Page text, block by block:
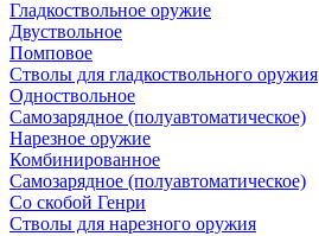
Гладкоствольное оружие
Двуствольное
Помповое
Стволы для гладкоствольного оружия
Одноствольное
Самозарядное (полуавтоматическое)
Нарезное оружие
Комбинированное
Самозарядное (полуавтоматическое)
Со скобой Генри
Стволы для нарезного оружия